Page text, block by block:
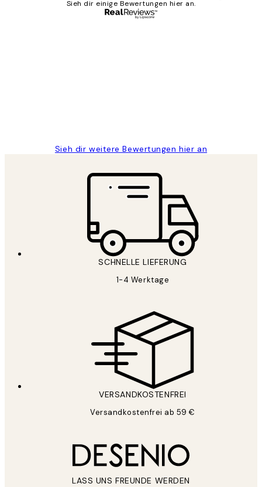
Sieh dir einige Bewertungen hier an.
Sieh dir weitere Bewertungen hier an
SCHNELLE LIEFERUNG
1-4 Werktage
VERSANDKOSTENFREI
Versandkostenfrei ab 59 €
LASS UNS FREUNDE WERDEN